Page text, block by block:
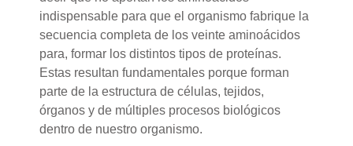
indispensable para que el organismo fabrique la
secuencia completa de los veinte aminoácidos
para, formar los distintos tipos de proteínas.
Estas resultan fundamentales porque forman
parte de la estructura de células, tejidos,
órganos y de múltiples procesos biológicos
dentro de nuestro organismo.